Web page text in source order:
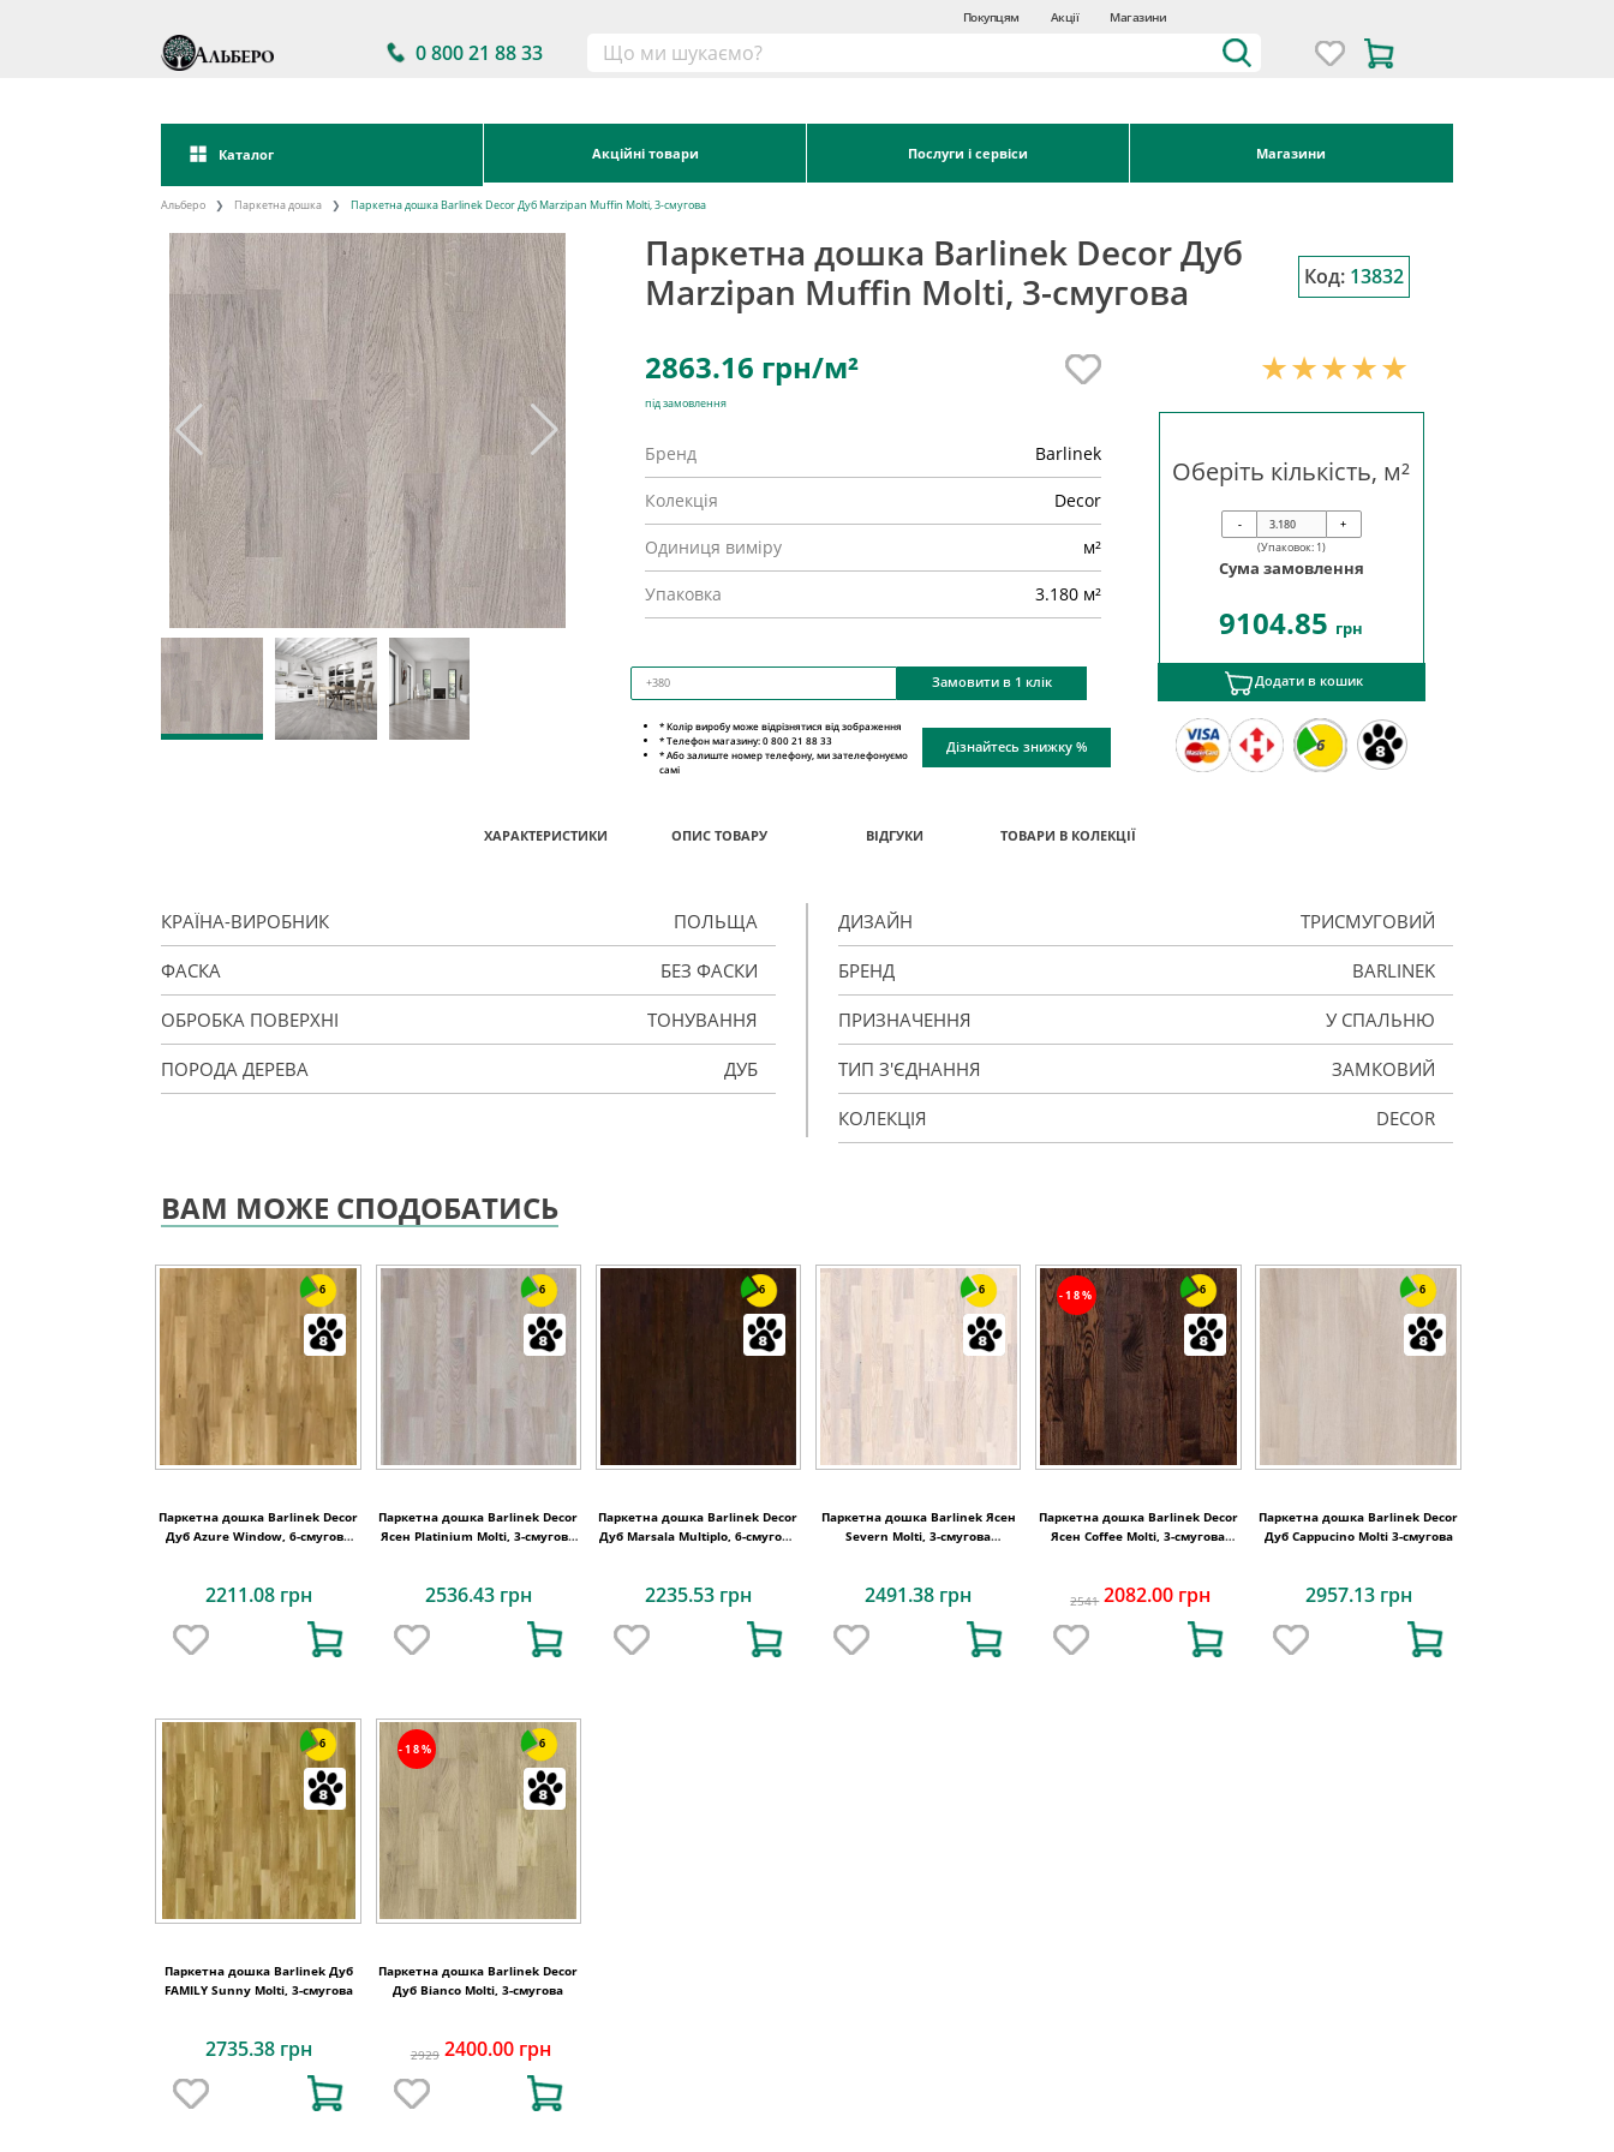
Покупцям Акції Магазини
0 800 21 88 33
Каталог Акційні товари Послуги і сервіси Магазини
Альберо Паркетна дошка Паркетна дошка Barlinek Decor Дуб Marzipan Muffin Molti, 3-смугова
Паркетна дошка Barlinek Decor Дуб
Marzipan Muffin Molti, 3-смугова
Код: 13832
2863.16 грн/м²
під замовлення
Бренд Barlinek
Колекція Decor
Одиниця виміру м²
Упаковка 3.180 м²
Замовити в 1 клік
Оберіть кількість, м²
-
+
(Упаковок: 1)
Сума замовлення
9104.85 грн
Додати в кошик
6
* Колір виробу може відрізнятися від зображення
* Телефон магазину: 0 800 21 88 33
* Або залиште номер телефону, ми зателефонуємо
самі
Дізнайтесь знижку %
ХАРАКТЕРИСТИКИ ОПИС ТОВАРУ ВІДГУКИ ТОВАРИ В КОЛЕКЦІЇ
КРАЇНА-ВИРОБНИК ПОЛЬЩА
ФАСКА БЕЗ ФАСКИ
ОБРОБКА ПОВЕРХНІ ТОНУВАННЯ
ПОРОДА ДЕРЕВА ДУБ
ДИЗАЙН ТРИСМУГОВИЙ
БРЕНД BARLINEK
ПРИЗНАЧЕННЯ У СПАЛЬНЮ
ТИП З'ЄДНАННЯ ЗАМКОВИЙ
КОЛЕКЦІЯ DECOR
ВАМ МОЖЕ СПОДОБАТИСЬ
6
Паркетна дошка Barlinek Decor
Дуб Azure Window, 6-смугова
2211.08 грн
6
Паркетна дошка Barlinek Decor
Ясен Platinium Molti, 3-смугова
2536.43 грн
6
Паркетна дошка Barlinek Decor
Дуб Marsala Multiplo, 6-смугова
2235.53 грн
6
Паркетна дошка Barlinek Ясен
Severn Molti, 3-смугова
2491.38 грн
-18% 6
Паркетна дошка Barlinek Decor
Ясен Coffee Molti, 3-смугова
2541 2082.00 грн
6
Паркетна дошка Barlinek Decor
Дуб Cappucino Molti 3-смугова
2957.13 грн
6
Паркетна дошка Barlinek Дуб
FAMILY Sunny Molti, 3-смугова
2735.38 грн
-18% 6
Паркетна дошка Barlinek Decor
Дуб Bianco Molti, 3-смугова
2929 2400.00 грн